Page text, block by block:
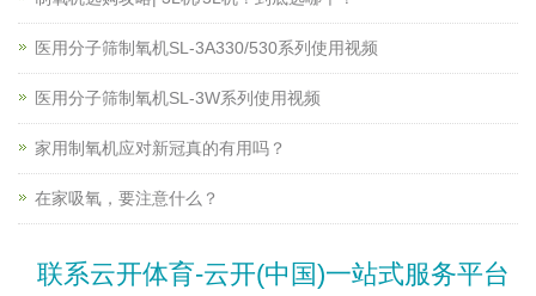
医用分子筛制氧机SL-3A330/530系列使用视频
医用分子筛制氧机SL-3W系列使用视频
家用制氧机应对新冠真的有用吗？
在家吸氧，要注意什么？
联系云开体育-云开(中国)一站式服务平台